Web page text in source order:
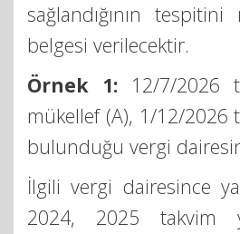
sağlandığının
belgesi verilecektir.
Örnek 1: 12/7/2026
mükellef (A), 1/12/2026
bulunduğu vergi
İlgili vergi dairesince
2024, 2025 takvim